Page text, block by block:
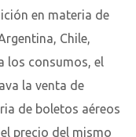
en materia de
Chile,
los consumos, el
la venta de
de boletos aéreos
precio del mismo